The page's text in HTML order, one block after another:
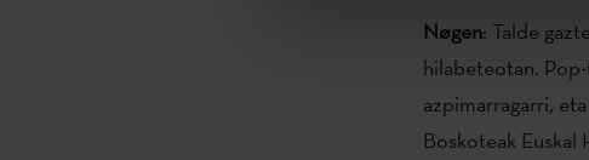
Nøgen: Talde
hilabeteotan.
azpimarragarri,
Boskoteak